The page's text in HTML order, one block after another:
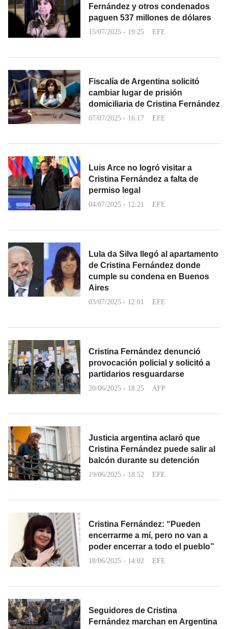
Fernández y otros condenados
paguen 537 millones de dólares
15/07/2025 - 19:25 EFE
Fiscalía de Argentina solicitó
cambiar lugar de prisión
domiciliaria de Cristina Fernández
07/07/2025 - 16:17 EFE
Luis Arce no logró visitar a
Cristina Fernández a falta de
permiso legal
04/07/2025 - 12:21 EFE
Lula da Silva llegó al apartamento
de Cristina Fernández donde
cumple su condena en Buenos
Aires
03/07/2025 - 12:01 EFE
Cristina Fernández denunció
provocación policial y solicitó a
partidarios resguardarse
20/06/2025 - 18:25 AFP
Justicia argentina aclaró que
Cristina Fernández puede salir al
balcón durante su detención
19/06/2025 - 18:52 EFE
Cristina Fernández: “Pueden
encerrarme a mí, pero no van a
poder encerrar a todo el pueblo”
18/06/2025 - 14:02 EFE
Seguidores de Cristina
Fernández marchan en Argentina